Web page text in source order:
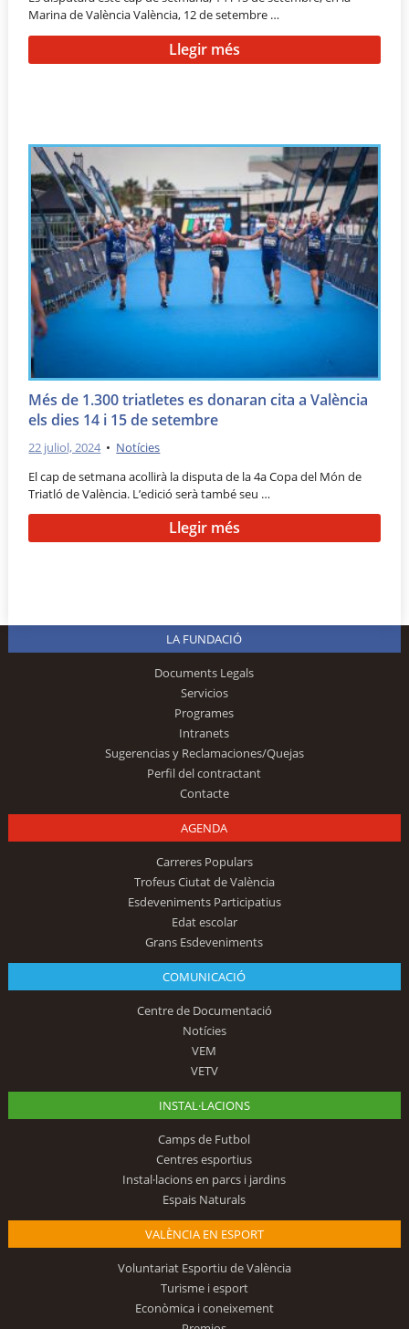
Marina de València València, 12 de setembre …
Llegir més
Més de 1.300 triatletes es donaran cita a València
els dies 14 i 15 de setembre
22 juliol, 2024 • Notícies
El cap de setmana acollirà la disputa de la 4a Copa del Món de
Triatló de València. L’edició serà també seu …
Llegir més
LA FUNDACIÓ
Documents Legals
Servicios
Programes
Intranets
Sugerencias y Reclamaciones/Quejas
Perfil del contractant
Contacte
AGENDA
Carreres Populars
Trofeus Ciutat de València
Esdeveniments Participatius
Edat escolar
Grans Esdeveniments
COMUNICACIÓ
Centre de Documentació
Notícies
VEM
VETV
INSTAL·LACIONS
Camps de Futbol
Centres esportius
Instal·lacions en parcs i jardins
Espais Naturals
VALÈNCIA EN ESPORT
Voluntariat Esportiu de València
Turisme i esport
Econòmica i coneixement